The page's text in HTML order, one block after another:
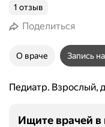
1 отзыв
Поделиться
О враче Запись
Педиатр. Взрослый,
Ищите врачей в